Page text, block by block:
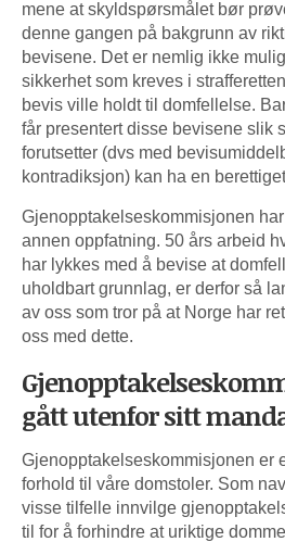
mene at skyldspørsmålet bør
denne gangen på bakgrunn av
bevisene. Det er nemlig ikke
sikkerhet som kreves i
bevis ville holdt til domfellelse.
får presentert disse bevisene slik
forutsetter (dvs med
kontradiksjon) kan ha en
Gjenopptakelseskommisjonen
annen oppfatning. 50 års arbeid
har lykkes med å bevise at
uholdbart grunnlag, er derfor så
av oss som tror på at Norge har
oss med dette.
gått utenfor sitt
Gjenopptakelseskommisjonen er
forhold til våre domstoler. Som
visse tilfelle innvilge
til for å forhindre at uriktige